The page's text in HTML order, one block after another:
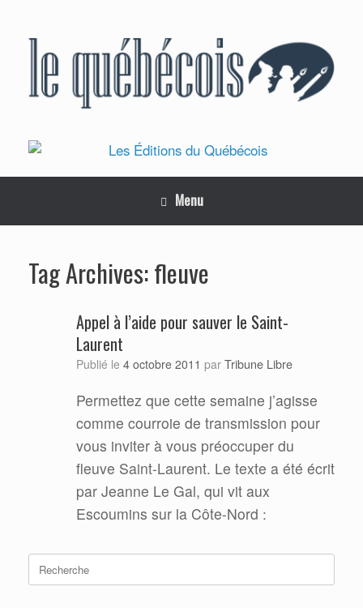
Menu
Tag Archives:fleuve
Appel à l’aide pour sauver le Saint-
Laurent
Publié le 4 octobre 2011 par Tribune Libre
Permettez que cette semaine j’agisse
comme courroie de transmission pour
vous inviter à vous préoccuper du
fleuve Saint-Laurent. Le texte a été écrit
par Jeanne Le Gal, qui vit aux
Escoumins sur la Côte-Nord :
for: